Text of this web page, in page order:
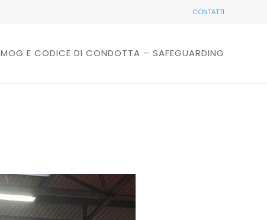
CONTATTI
MOG E CODICE DI CONDOTTA – SAFEGUARDING